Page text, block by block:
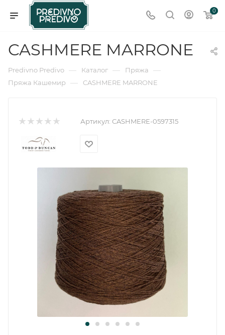
0
CASHMERE MARRONE
Predivno Predivo — Каталог — Пряжа —
Пряжа Кашемир — CASHMERE MARRONE
Артикул: CASHMERE-0597315